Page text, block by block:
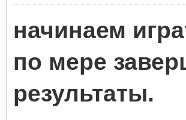
начинаем
по мере
результаты.